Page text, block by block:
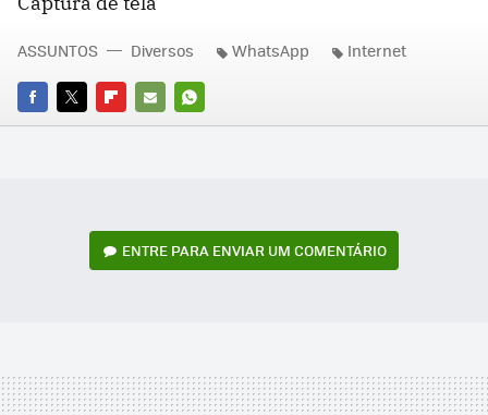
FACEBOOK
TWITTERFLIPBOARD
E-
WHATSAPP
ASSUNTOS Diversos WhatsApp Internet
ENTRE PARA ENVIAR UM COMENTÁRIO